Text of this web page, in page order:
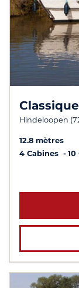
Hindeloopen
12.8 mètres
4 Cabines
10